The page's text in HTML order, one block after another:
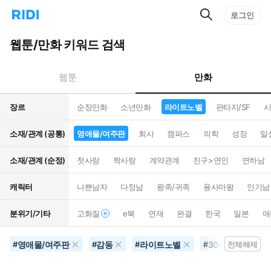
리
홈
으
턴
트
검
로그인
웹툰/만화 키워드 검색
웹툰 만화
장르 순정만화 소년만화 라이트노벨 판타지/SF
소재/관계 (공통) 영애물/여주판 회사 캠퍼스 의학 성장 일
소재/관계 (순정) 첫사랑 짝사랑 계약관계 친구>연인 연하남
캐릭터 나쁜남자 다정남 왕족/귀족 용사마왕 인기남
분위기/기타 고화질 e북 연재 완결 한국 일본
#영애물/여주판 #감동 #라이트노벨 #30권이상전체해제